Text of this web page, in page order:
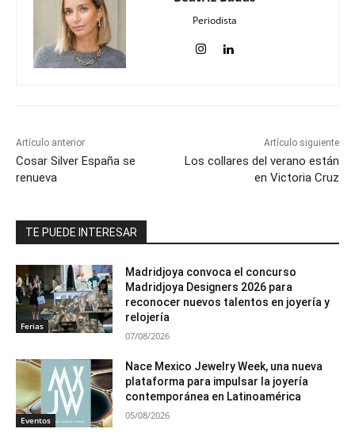
Periodista
Artículo anterior
Cosar Silver España se
renueva
Artículo siguiente
Los collares del verano están
en Victoria Cruz
TE PUEDE INTERESAR
Ferias
Madridjoya convoca el concurso
Madridjoya Designers 2026 para
reconocer nuevos talentos en joyería y
relojería
07/08/2026
Eventos
Nace Mexico Jewelry Week, una nueva
plataforma para impulsar la joyería
contemporánea en Latinoamérica
05/08/2026